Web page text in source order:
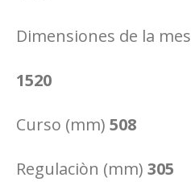
Dimensiones de la
1520
Curso (mm) 508
Regulaciòn (mm) 305